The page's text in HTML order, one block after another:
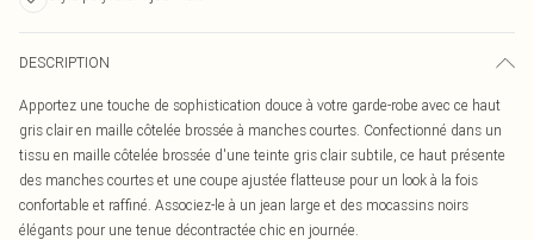
DESCRIPTION
Apportez une touche de sophistication douce à votre garde-robe avec ce haut
gris clair en maille côtelée brossée à manches courtes. Confectionné dans un
tissu en maille côtelée brossée d'une teinte gris clair subtile, ce haut présente
des manches courtes et une coupe ajustée flatteuse pour un look à la fois
confortable et raffiné. Associez-le à un jean large et des mocassins noirs
élégants pour une tenue décontractée chic en journée.